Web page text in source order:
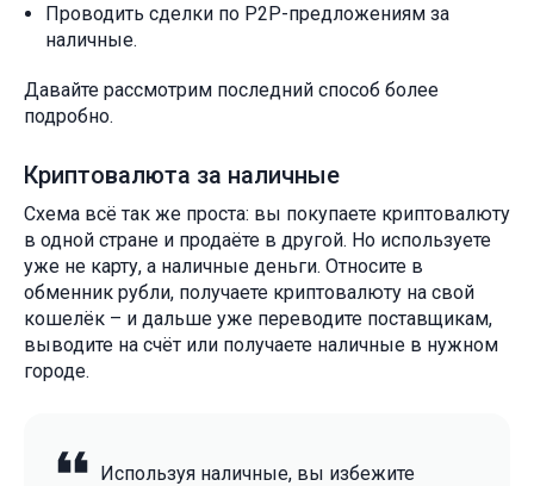
Проводить сделки по P2P-предложениям за
наличные.
Давайте рассмотрим последний способ более
подробно.
Криптовалюта за наличные
Схема всё так же проста: вы покупаете криптовалюту
в одной стране и продаёте в другой. Но используете
уже не карту, а наличные деньги. Относите в
обменник рубли, получаете криптовалюту на свой
кошелёк – и дальше уже переводите поставщикам,
выводите на счёт или получаете наличные в нужном
городе.
Используя наличные, вы избежите